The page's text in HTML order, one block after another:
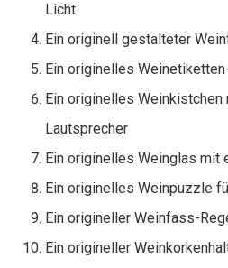
Licht
Ein originell gestalteter
Ein originelles
Ein originelles Weinkistchen
Lautsprecher
Ein originelles Weinglas mit
Ein originelles Weinpuzzle
Ein origineller Weinfass-
Ein origineller